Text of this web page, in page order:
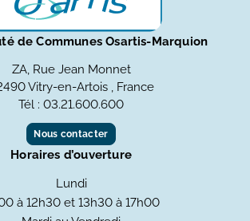
de Communes Osartis-Marquion
ZA, Rue Jean Monnet
Vitry-en-Artois , France
Tél : 03.21.600.600
Nous contacter
Horaires d’ouverture
Lundi
à 12h30 et 13h30 à 17h00